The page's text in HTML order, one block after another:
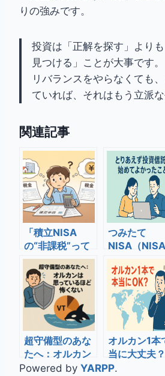
りの強みです。
投資は「正解を探す」より
見つける」ことが大事です。
リバランスをやらなくても
ていれば、それはもう立派な
関連記事
「積立NISA
の“非課税”って
どこまで？──旧
制度との違いも
わかりやすく解
説」
つみたて
NISA（NISA
の基本：初
が最初に知る
きこと
超守備型のあな
たへ：オルカン
は思っているほ
オルカン1本
当に大丈夫
リット・デメ
Powered by YARPP.